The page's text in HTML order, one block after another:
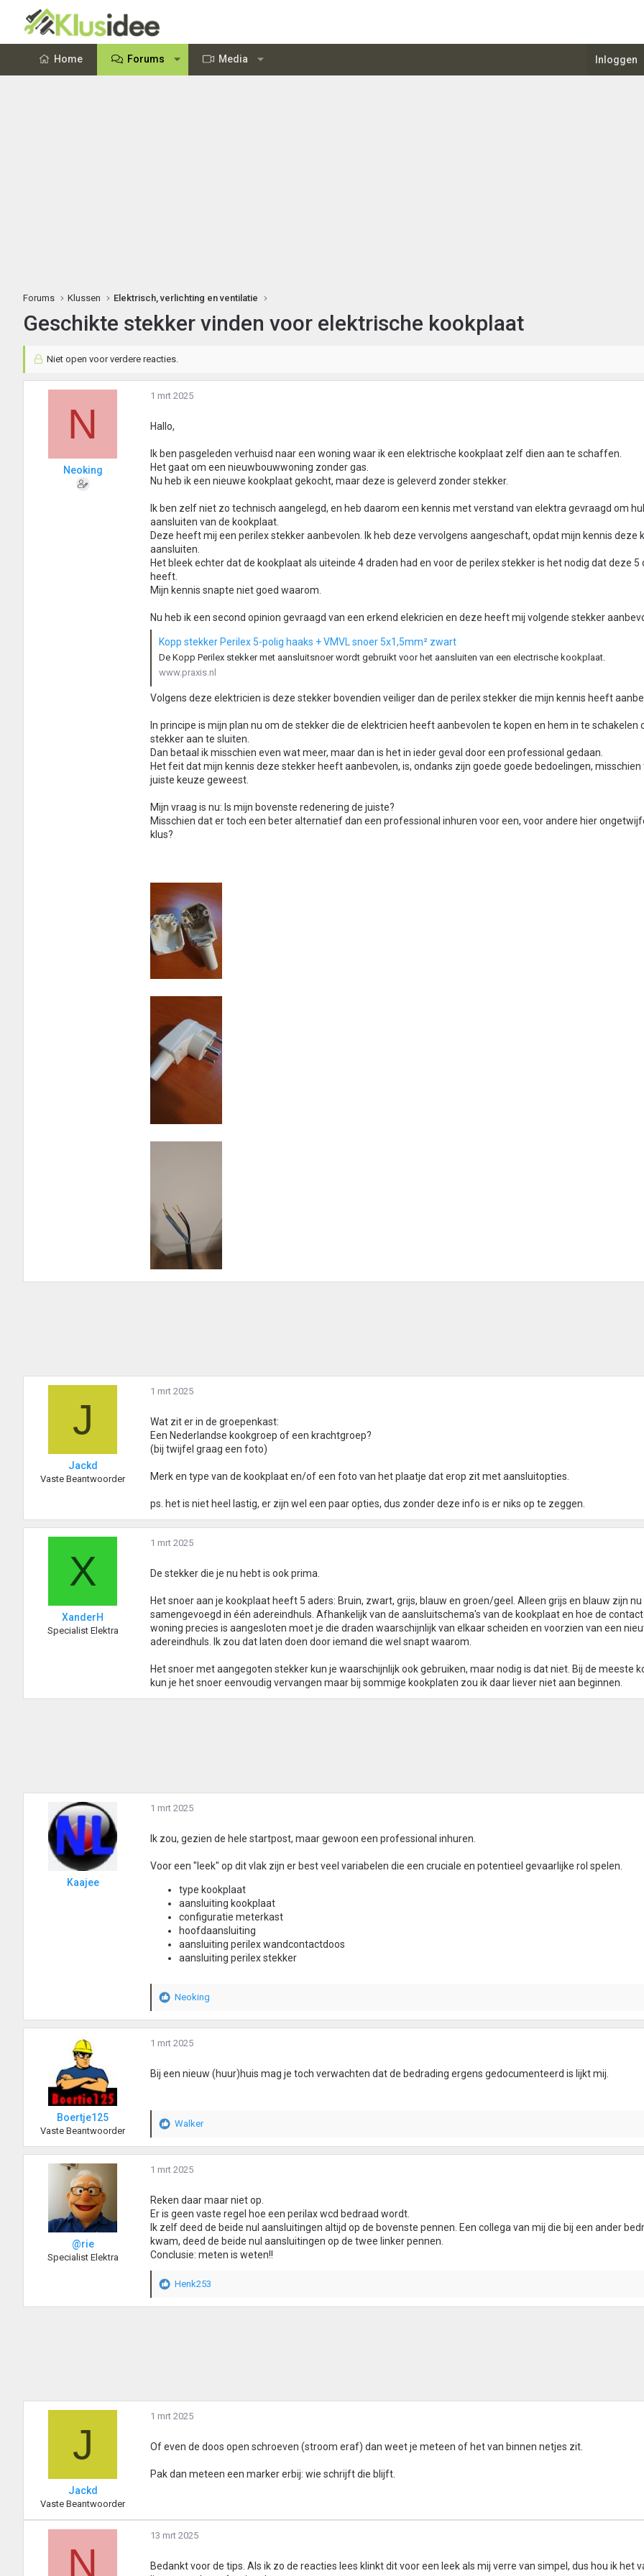
Home Forums Media Inloggen
Forums Klussen Elektrisch, verlichting en ventilatie
Geschikte stekker vinden voor elektrische kookplaat
Niet open voor verdere reacties.
N
Neoking
1 mrt 2025
Hallo,
Ik ben pasgeleden verhuisd naar een woning waar ik een elektrische kookplaat zelf dien aan te schaffen.
Het gaat om een nieuwbouwwoning zonder gas.
Nu heb ik een nieuwe kookplaat gekocht, maar deze is geleverd zonder stekker.
Ik ben zelf niet zo technisch aangelegd, en heb daarom een kennis met verstand van elektra gevraagd om
aansluiten van de kookplaat.
Deze heeft mij een perilex stekker aanbevolen. Ik heb deze vervolgens aangeschaft, opdat mijn kennis deze
aansluiten.
Het bleek echter dat de kookplaat als uiteinde 4 draden had en voor de perilex stekker is het nodig dat deze 5
heeft.
Mijn kennis snapte niet goed waarom.
Nu heb ik een second opinion gevraagd van een erkend elekricien en deze heeft mij volgende stekker
Kopp stekker Perilex 5-polig haaks + VMVL snoer 5x1,5mm² zwart
De Kopp Perilex stekker met aansluitsnoer wordt gebruikt voor het aansluiten van een electrische kookplaat.
www.praxis.nl
Volgens deze elektricien is deze stekker bovendien veiliger dan de perilex stekker die mijn kennis heeft
In principe is mijn plan nu om de stekker die de elektricien heeft aanbevolen te kopen en hem in te schakelen
stekker aan te sluiten.
Dan betaal ik misschien even wat meer, maar dan is het in ieder geval door een professional gedaan.
Het feit dat mijn kennis deze stekker heeft aanbevolen, is, ondanks zijn goede goede bedoelingen, misschien
juiste keuze geweest.
Mijn vraag is nu: Is mijn bovenste redenering de juiste?
Misschien dat er toch een beter alternatief dan een professional inhuren voor een, voor andere hier
klus?
J
Jackd
Vaste Beantwoorder
1 mrt 2025
Wat zit er in de groepenkast:
Een Nederlandse kookgroep of een krachtgroep?
(bij twijfel graag een foto)
Merk en type van de kookplaat en/of een foto van het plaatje dat erop zit met aansluitopties.
ps. het is niet heel lastig, er zijn wel een paar opties, dus zonder deze info is er niks op te zeggen.
X
XanderH
Specialist Elektra
1 mrt 2025
De stekker die je nu hebt is ook prima.
Het snoer aan je kookplaat heeft 5 aders: Bruin, zwart, grijs, blauw en groen/geel. Alleen grijs en blauw zijn nu
samengevoegd in één adereindhuls. Afhankelijk van de aansluitschema's van de kookplaat en hoe de
woning precies is aangesloten moet je die draden waarschijnlijk van elkaar scheiden en voorzien van een
adereindhuls. Ik zou dat laten doen door iemand die wel snapt waarom.
Het snoer met aangegoten stekker kun je waarschijnlijk ook gebruiken, maar nodig is dat niet. Bij de meeste
kun je het snoer eenvoudig vervangen maar bij sommige kookplaten zou ik daar liever niet aan beginnen.
Kaajee
1 mrt 2025
Ik zou, gezien de hele startpost, maar gewoon een professional inhuren.
Voor een "leek" op dit vlak zijn er best veel variabelen die een cruciale en potentieel gevaarlijke rol spelen.
type kookplaat
aansluiting kookplaat
configuratie meterkast
hoofdaansluiting
aansluiting perilex wandcontactdoos
aansluiting perilex stekker
W
a
r
e
r
g
e
n
:
Neoking
Boertje125
Vaste Beantwoorder
1 mrt 2025
Bij een nieuw (huur)huis mag je toch verwachten dat de bedrading ergens gedocumenteerd is lijkt mij.
W
a
r
e
r
n
g
e
:
Walker
@rie
Specialist Elektra
1 mrt 2025
Reken daar maar niet op.
Er is geen vaste regel hoe een perilax wcd bedraad wordt.
Ik zelf deed de beide nul aansluitingen altijd op de bovenste pennen. Een collega van mij die bij een ander
kwam, deed de beide nul aansluitingen op de twee linker pennen.
Conclusie: meten is weten!!
W
e
:
Henk253
J
Jackd
Vaste Beantwoorder
1 mrt 2025
Of even de doos open schroeven (stroom eraf) dan weet je meteen of het van binnen netjes zit.
Pak dan meteen een marker erbij: wie schrijft die blijft.
N
13 mrt 2025
Bedankt voor de tips. Als ik zo de reacties lees klinkt dit voor een leek als mij verre van simpel, dus hou ik het